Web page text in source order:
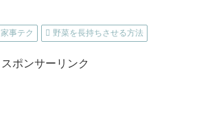
家事テク 野菜を長持ちさせる方法
スポンサーリンク